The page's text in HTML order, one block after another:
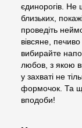
єдинорогів. Не
близьких,
проведіть
вівсяне,
вибирайте
любов, з якою
у захваті не
формочок. Та
вподоби!